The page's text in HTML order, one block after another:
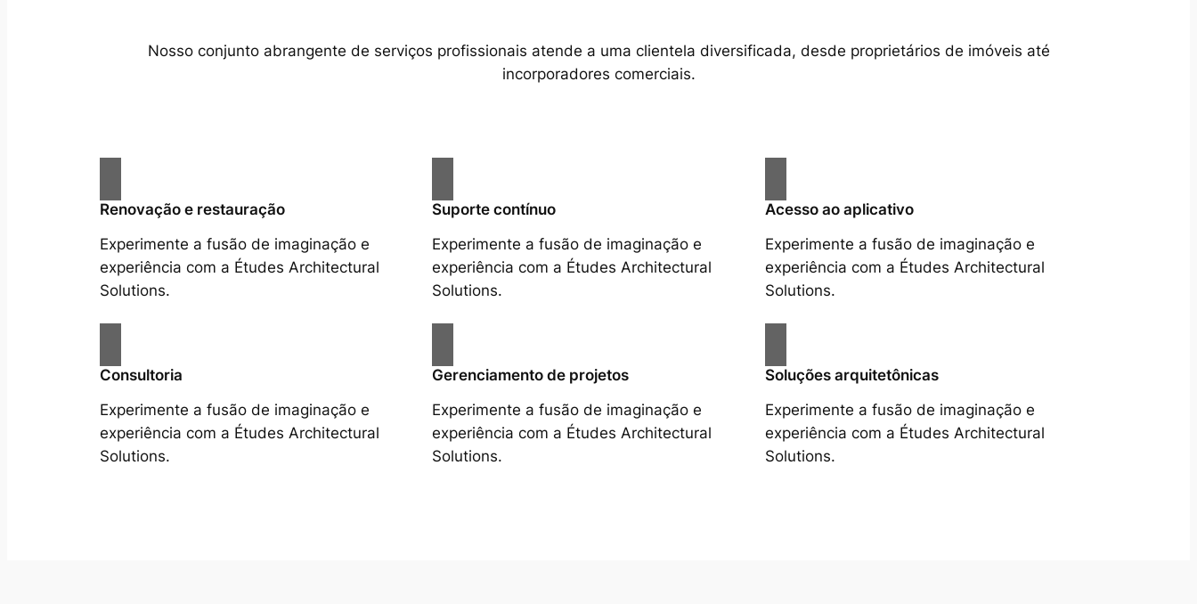
Nosso conjunto abrangente de serviços profissionais atende a uma clientela diversificada, desde proprietários de imóveis até
incorporadores comerciais.
Renovação e restauração
Experimente a fusão de imaginação e
experiência com a Études Architectural
Solutions.
Suporte contínuo
Experimente a fusão de imaginação e
experiência com a Études Architectural
Solutions.
Acesso ao aplicativo
Experimente a fusão de imaginação e
experiência com a Études Architectural
Solutions.
Consultoria
Experimente a fusão de imaginação e
experiência com a Études Architectural
Solutions.
Gerenciamento de projetos
Experimente a fusão de imaginação e
experiência com a Études Architectural
Solutions.
Soluções arquitetônicas
Experimente a fusão de imaginação e
experiência com a Études Architectural
Solutions.